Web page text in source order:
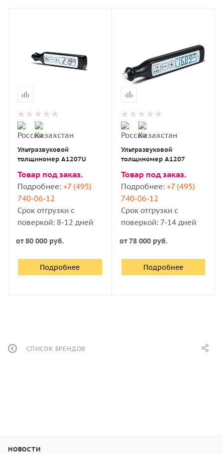
Ультразвуковой
толщиномер А1207U
Товар под заказ.
Подробнее: +7 (495)
740-06-12
Срок отгрузки с
поверкой: 8-12 дней
от80 000 руб.
Подробнее
Ультразвуковой
толщиномер А1207
Товар под заказ.
Подробнее: +7 (495)
740-06-12
Срок отгрузки с
поверкой: 7-14 дней
от78 000 руб.
Подробнее
СПИСОК БРЕНДОВ
НОВОСТИ